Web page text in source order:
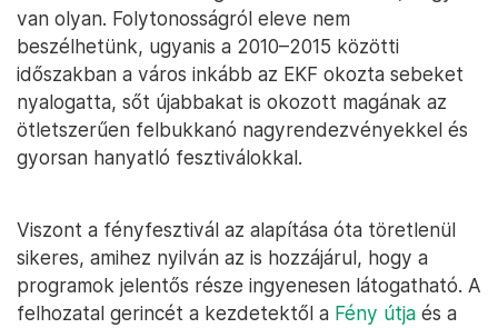
van olyan. Folytonosságról eleve nem
beszélhetünk, ugyanis a 2010–2015 közötti
időszakban a város inkább az EKF okozta sebeket
nyalogatta, sőt újabbakat is okozott magának az
ötletszerűen felbukkanó nagyrendezvényekkel és
gyorsan hanyatló fesztiválokkal.
Viszont a fényfesztivál az alapítása óta töretlenül
sikeres, amihez nyilván az is hozzájárul, hogy a
programok jelentős része ingyenesen látogatható. A
felhozatal gerincét a kezdetektől a Fény útja és a